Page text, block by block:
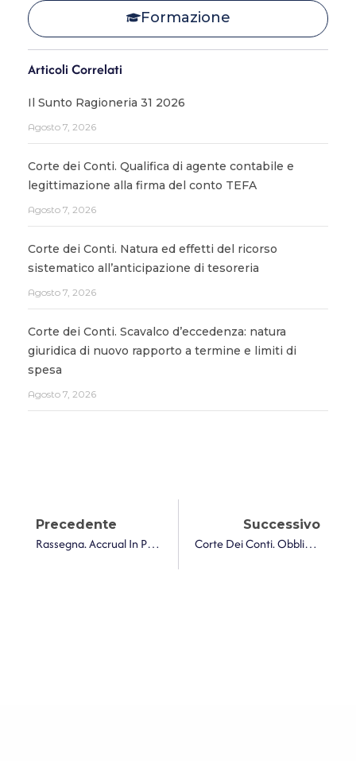
Formazione
Articoli Correlati
Il Sunto Ragioneria 31 2026
Agosto 7, 2026
Corte dei Conti. Qualifica di agente contabile e
legittimazione alla firma del conto TEFA
Agosto 7, 2026
Corte dei Conti. Natura ed effetti del ricorso
sistematico all’anticipazione di tesoreria
Agosto 7, 2026
Corte dei Conti. Scavalco d’eccedenza: natura
giuridica di nuovo rapporto a termine e limiti di
spesa
Agosto 7, 2026
Precedente
Rassegna. Accrual In Pratica: La Contabilizzazione Dei Tributi E Delle Sanzioni
Successivo
Corte Dei Conti. Obbligatorie Le Polizze Per Responsabilità Professionale Dei Dipendenti Tecnici